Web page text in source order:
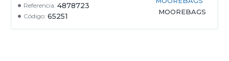
Referencia: 4878723
Código: 65251 MOOREBAGS